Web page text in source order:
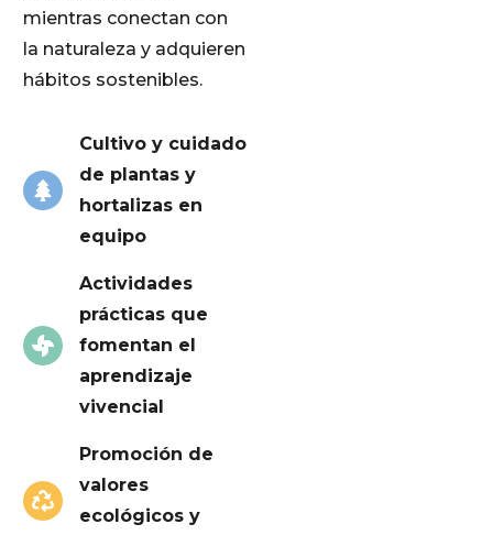
mientras conectan con
la naturaleza y adquieren
hábitos sostenibles.
Cultivo y cuidado
de plantas y
hortalizas en
equipo
Actividades
prácticas que
fomentan el
aprendizaje
vivencial
Promoción de
valores
ecológicos y